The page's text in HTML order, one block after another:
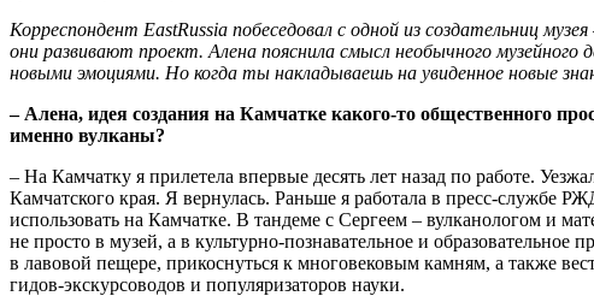
Корреспондент EastRussia побеседовал с одной из создательниц
они развивают проект. Алена пояснила смысл необычного
новыми эмоциями. Но когда ты накладываешь на увиденное новые
– Алена, идея создания на Камчатке какого-то общественного
именно вулканы?
– На Камчатку я прилетела впервые десять лет назад по работе.
Камчатского края. Я вернулась. Раньше я работала в пресс-службе
использовать на Камчатке. В тандеме с Сергеем – вулканологом и
не просто в музей, а в культурно-познавательное и
в лавовой пещере, прикоснуться к многовековым камням, а также
гидов-экскурсоводов и популяризаторов науки.